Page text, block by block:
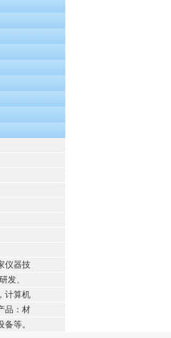
仪器技
发、
计算机
品：材
等。